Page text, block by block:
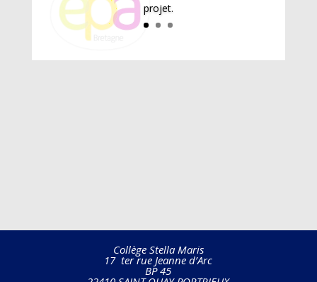
projet.
Collège Stella Maris
17 ter rue Jeanne d’Arc
BP 45